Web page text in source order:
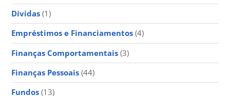
Dívidas (1)
Empréstimos e Financiamentos (4)
Finanças Comportamentais (3)
Finanças Pessoais (44)
Fundos (13)